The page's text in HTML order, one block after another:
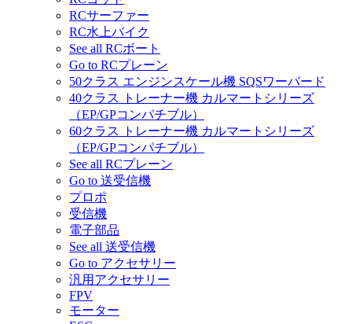
RCサーファー
RC水上バイク
See all RCボート
Go to RCプレーン
50クラス エンジンスケール機 SQSワーバード
40クラス トレーナー機 カルマートシリーズ
（EP/GPコンパチブル）
60クラス トレーナー機 カルマートシリーズ
（EP/GPコンパチブル）
See all RCプレーン
Go to 送受信機
プロポ
受信機
電子部品
See all 送受信機
Go to アクセサリー
汎用アクセサリー
FPV
モーター